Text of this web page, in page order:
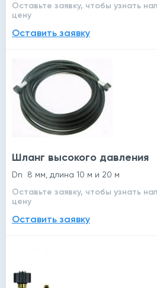
Оставьте заявку, чтобы узнать
цену
Оставить заявку
Шланг высокого давления
Dn 8 мм, длина 10 м и 20 м
Оставьте заявку, чтобы узнать
цену
Оставить заявку